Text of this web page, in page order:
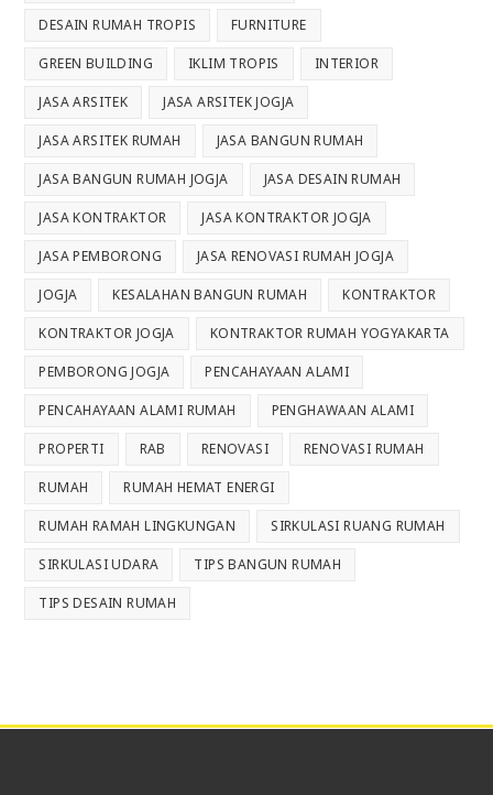
DESAIN RUMAH TROPIS FURNITURE
GREEN BUILDING IKLIM TROPIS INTERIOR
JASA ARSITEK JASA ARSITEK JOGJA
JASA ARSITEK RUMAH JASA BANGUN RUMAH
JASA BANGUN RUMAH JOGJA JASA DESAIN RUMAH
JASA KONTRAKTOR JASA KONTRAKTOR JOGJA
JASA PEMBORONG JASA RENOVASI RUMAH JOGJA
JOGJA KESALAHAN BANGUN RUMAH KONTRAKTOR
KONTRAKTOR JOGJA KONTRAKTOR RUMAH YOGYAKARTA
PEMBORONG JOGJA PENCAHAYAAN ALAMI
PENCAHAYAAN ALAMI RUMAH PENGHAWAAN ALAMI
PROPERTI RAB RENOVASI RENOVASI RUMAH
RUMAH RUMAH HEMAT ENERGI
RUMAH RAMAH LINGKUNGAN SIRKULASI RUANG RUMAH
SIRKULASI UDARA TIPS BANGUN RUMAH
TIPS DESAIN RUMAH